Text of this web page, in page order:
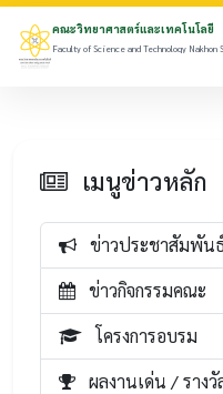
คณะวิทยาศาสตร์และเทคโนโลยี
Faculty of Science and Technology Nakhon
เมนูข่าวหลัก
ข่าวประชาสัมพัน
ข่าวกิจกรรมคณะ
โครงการอบรม
ผลงานเด่น / รางวั